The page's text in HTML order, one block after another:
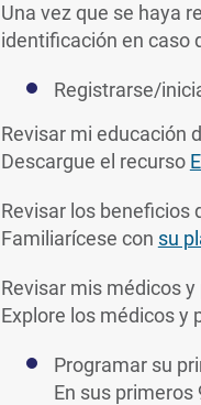
Una vez que se haya
identificación en caso
Registrarse/
Revisar mi educación
Descargue el recurso
Revisar los beneficios
Familiarícese con su
Revisar mis médicos
Explore los médicos y
Programar su
En sus